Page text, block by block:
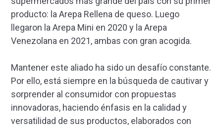
producto: la Arepa Rellena de queso. Luego
llegaron la Arepa Mini en 2020 y la Arepa
Venezolana en 2021, ambas con gran acogida.
Mantener este aliado ha sido un desafío constante.
Por ello, está siempre en la búsqueda de cautivar y
sorprender al consumidor con propuestas
innovadoras, haciendo énfasis en la calidad y
versatilidad de sus productos, elaborados con